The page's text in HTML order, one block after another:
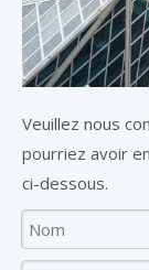
Veuillez nous
pourriez avoir
ci-dessous.